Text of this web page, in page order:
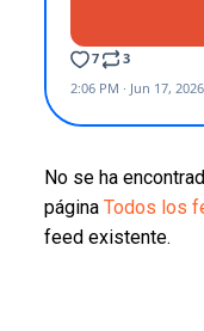
No se ha
página Todos los
feed existente.